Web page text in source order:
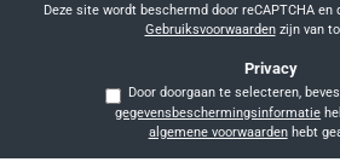
Deze site wordt beschermd door reCAPTCHA en
Gebruiksvoorwaardenzijn van
Privacy
gegevensbeschermingsinformatie
algemene voorwaardenhebt